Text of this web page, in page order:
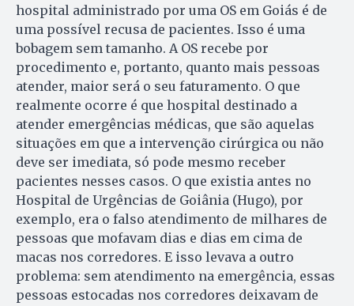
hospital administrado por uma OS em Goiás é de
uma possível recusa de pacientes. Isso é uma
bobagem sem tamanho. A OS recebe por
procedimento e, portanto, quanto mais pessoas
atender, maior será o seu faturamento. O que
realmente ocorre é que hospital destinado a
atender emergências médicas, que são aquelas
situações em que a intervenção cirúrgica ou não
deve ser imediata, só pode mesmo receber
pacientes nesses casos. O que existia antes no
Hospital de Urgências de Goiânia (Hugo), por
exemplo, era o falso atendimento de milhares de
pessoas que mofavam dias e dias em cima de
macas nos corredores. E isso levava a outro
problema: sem atendimento na emergência, essas
pessoas estocadas nos corredores deixavam de